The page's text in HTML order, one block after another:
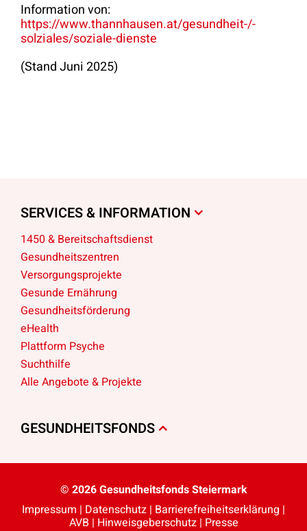
Information von:
https://www.thannhausen.at/gesundheit-/-
solziales/soziale-dienste
(Stand Juni 2025)
SERVICES & INFORMATION
1450 & Bereitschaftsdienst
Gesundheitszentren
Versorgungsprojekte
Gesunde Ernährung
Gesundheitsförderung
eHealth
Plattform Psyche
Suchthilfe
Alle Angebote & Projekte
GESUNDHEITSFONDS
© 2026 Gesundheitsfonds Steiermark
Impressum | Datenschutz | Barriere­freiheits­erklärung |
AVB | Hinweisgeberschutz| Presse